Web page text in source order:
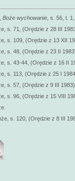
Boże wychowanie, s. 56, t.
s. 71, (Orędzie z 28 III
s. 109, (Orędzie z 13 XII
s. 48, (Orędzie z 23 II
s. 43-44, (Orędzie z 16 II
s. 113, (Orędzie z 25 I
s. 57, (Orędzie z 9 III
s. 96, (Orędzie z 15 VIII
s. 120, (Orędzie z 8 III